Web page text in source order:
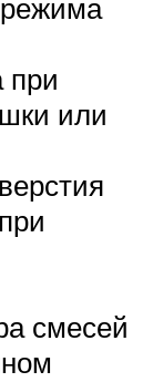
при
или
смесей